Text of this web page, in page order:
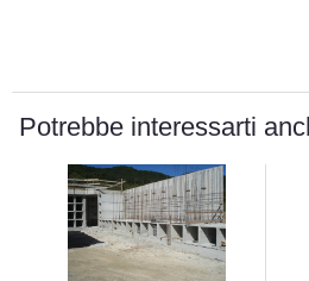
Potrebbe interessarti